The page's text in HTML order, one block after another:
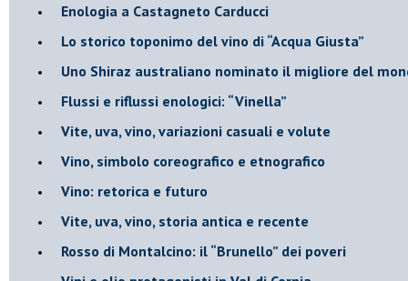
Enologia a Castagneto Carducci
Lo storico toponimo del vino di “Acqua Giusta”
Uno Shiraz australiano nominato il migliore del
​Flussi e riflussi enologici: “Vinella”
Vite, uva, vino, variazioni casuali e volute
Vino, simbolo coreografico e etnografico
​Vino: retorica e futuro
​Vite, uva, vino, storia antica e recente
​Rosso di Montalcino: il “Brunello” dei poveri